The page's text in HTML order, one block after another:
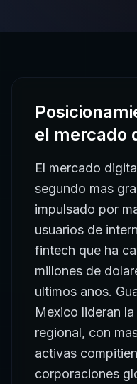
el mercado
El mercado
segundo mas
impulsado por
usuarios de
fintech que ha
millones de
ultimos anos.
Mexico lideran
regional, con
activas
corporaciones